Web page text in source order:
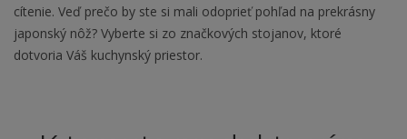
cítenie. Veď prečo by ste si mali odoprieť pohľad na prekrásny
japonský nôž? Vyberte si zo značkových stojanov, ktoré
dotvoria Váš kuchynský priestor.